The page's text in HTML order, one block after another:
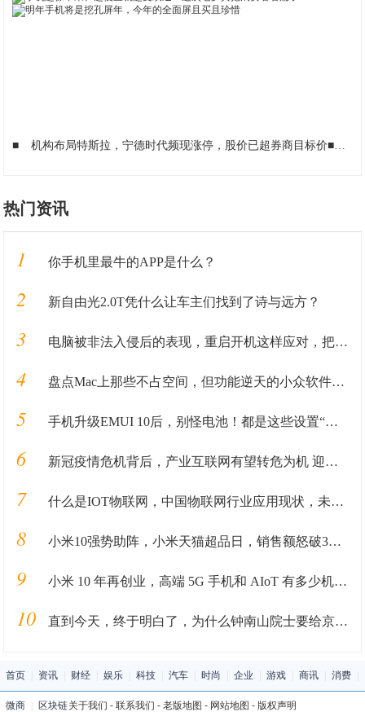
■ 机构布局特斯拉，宁德时代频现涨停，股价已超券商目标价■
热门资讯
1 你手机里最牛的APP是什么？
2 新自由光2.0T凭什么让车主们找到了诗与远方？
3 电脑被非法入侵后的表现，重启开机这样应对，把损失降低到最小
4 盘点Mac上那些不占空间，但功能逆天的小众软件APP
5 手机升级EMUI 10后，别怪电池！都是这些设置“惹的祸”！
6 新冠疫情危机背后，产业互联网有望转危为机 迎来新的发展窗口
7 什么是IOT物联网，中国物联网行业应用现状，未来十大发展方向
8 小米10强势助阵，小米天猫超品日，销售额怒破3亿！
9 小米 10 年再创业，高端 5G 手机和 AIoT 有多少机会？
10 直到今天，终于明白了，为什么钟南山院士要给京东写感谢信？
首页 资讯 财经 娱乐 科技 汽车 时尚 企业 游戏 商讯 消费
微商 区块链关于我们 - 联系我们 - 老版地图 - 网站地图 - 版权声明